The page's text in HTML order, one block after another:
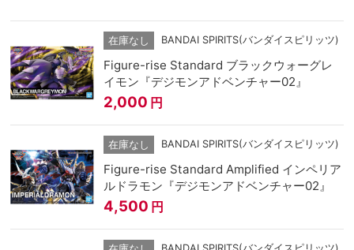
在庫なし BANDAI SPIRITS(バンダイスピリッツ)
Figure-rise Standard ブラックウォーグレ
イモン『デジモンアドベンチャー02』
2,000 円
在庫なし BANDAI SPIRITS(バンダイスピリッツ)
Figure-rise Standard Amplified インペリア
ルドラモン『デジモンアドベンチャー02』
4,500 円